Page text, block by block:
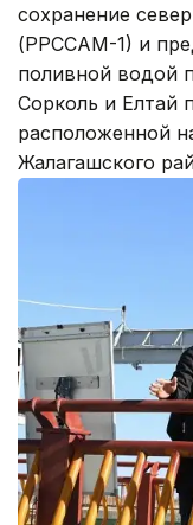
сохранение
(РРССАМ-1) и
поливной водой
Сорколь и Елтай
расположенной
Жалагашского